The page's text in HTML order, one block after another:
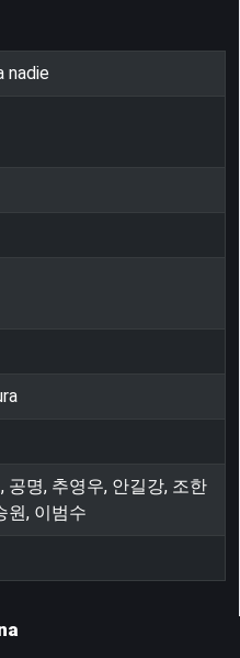
nadie
공명, 추영우, 안길강, 조한
원, 이범수